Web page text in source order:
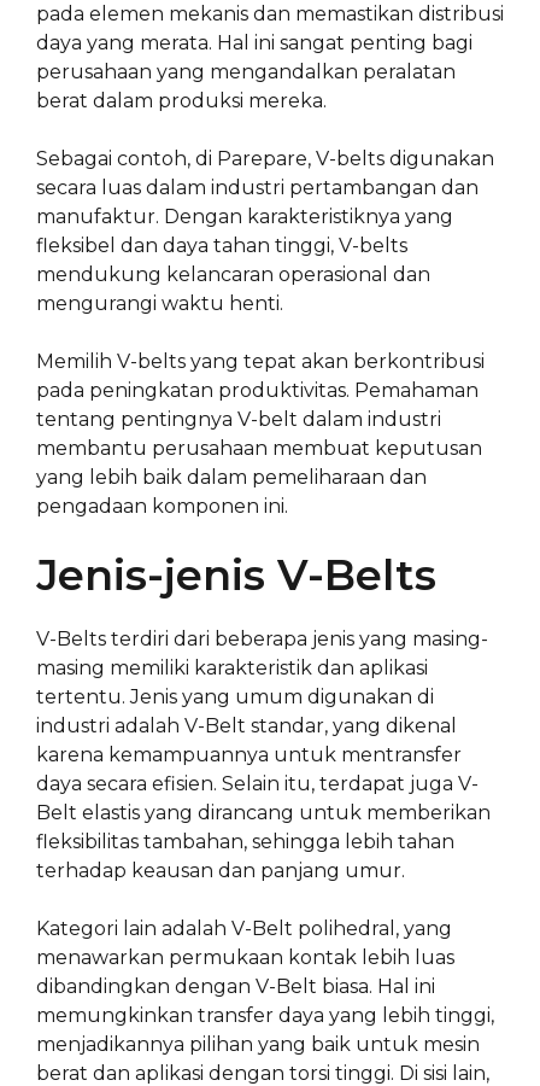
pada elemen mekanis dan memastikan distribusi
daya yang merata. Hal ini sangat penting bagi
perusahaan yang mengandalkan peralatan
berat dalam produksi mereka.
Sebagai contoh, di Parepare, V-belts digunakan
secara luas dalam industri pertambangan dan
manufaktur. Dengan karakteristiknya yang
fleksibel dan daya tahan tinggi, V-belts
mendukung kelancaran operasional dan
mengurangi waktu henti.
Memilih V-belts yang tepat akan berkontribusi
pada peningkatan produktivitas. Pemahaman
tentang pentingnya V-belt dalam industri
membantu perusahaan membuat keputusan
yang lebih baik dalam pemeliharaan dan
pengadaan komponen ini.
Jenis-jenis V-Belts
V-Belts terdiri dari beberapa jenis yang masing-
masing memiliki karakteristik dan aplikasi
tertentu. Jenis yang umum digunakan di
industri adalah V-Belt standar, yang dikenal
karena kemampuannya untuk mentransfer
daya secara efisien. Selain itu, terdapat juga V-
Belt elastis yang dirancang untuk memberikan
fleksibilitas tambahan, sehingga lebih tahan
terhadap keausan dan panjang umur.
Kategori lain adalah V-Belt polihedral, yang
menawarkan permukaan kontak lebih luas
dibandingkan dengan V-Belt biasa. Hal ini
memungkinkan transfer daya yang lebih tinggi,
menjadikannya pilihan yang baik untuk mesin
berat dan aplikasi dengan torsi tinggi. Di sisi lain,